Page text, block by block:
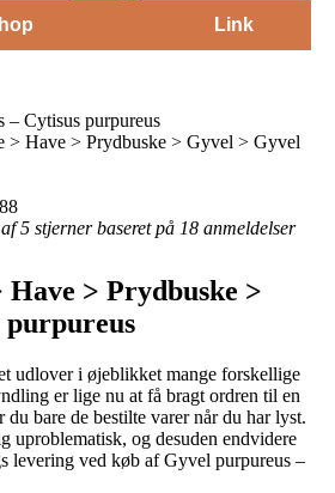
Link
– Cytisus purpureus
> Have > Prydbuske > Gyvel > Gyvel
5 stjerner baseret på 18 anmeldelser
Have > Prydbuske >
purpureus
udlover i øjeblikket mange forskellige
er lige nu at få bragt ordren til en
du bare de bestilte varer når du har lyst.
uproblematisk, og desuden endvidere
levering ved køb af Gyvel purpureus –